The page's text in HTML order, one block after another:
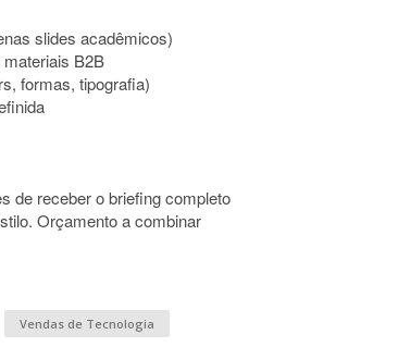
slides acadêmicos)
B2B
formas, tipografia)
de receber o briefing completo
Orçamento a combinar
Vendas de Tecnologia